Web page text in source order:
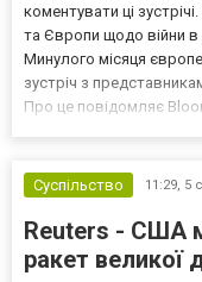
коментувати ці
та Європи щодо війни в
Минулого місяця
зустріч з
Про це повідомляє
Суспільство
11:29, 5
Reuters - США
ракет великої